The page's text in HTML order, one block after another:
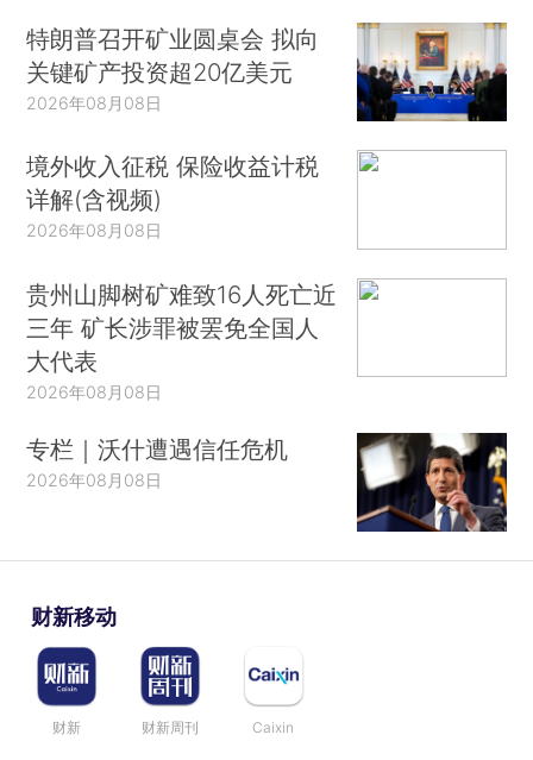
特朗普召开矿业圆桌会 拟向
关键矿产投资超20亿美元
2026年08月08日
境外收入征税 保险收益计税
详解(含视频)
2026年08月08日
贵州山脚树矿难致16人死亡近
三年 矿长涉罪被罢免全国人
大代表
2026年08月08日
专栏｜沃什遭遇信任危机
2026年08月08日
财新移动
财新 财新周刊 Caixin